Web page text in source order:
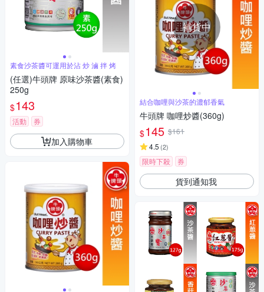
素食沙茶醬可運用於沾 炒 滷 拌 烤
(任選)牛頭牌 原味沙茶醬(素食)
250g
$143
活動 券
加入購物車
補貨中
結合咖哩與沙茶的濃郁香氣
牛頭牌 咖哩炒醬(360g)
$145 $161
4.5 (2)
限時下殺 券
貨到通知我